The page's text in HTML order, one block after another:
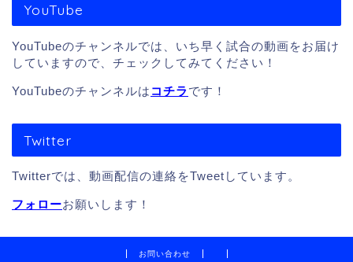
YouTube
YouTubeのチャンネルでは、いち早く試合の動画をお届け
していますので、チェックしてみてください！
YouTubeのチャンネルは コチラです！
Twitter
Twitterでは、動画配信の連絡をTweetしています。
フォローお願いします！
お問い合わせ